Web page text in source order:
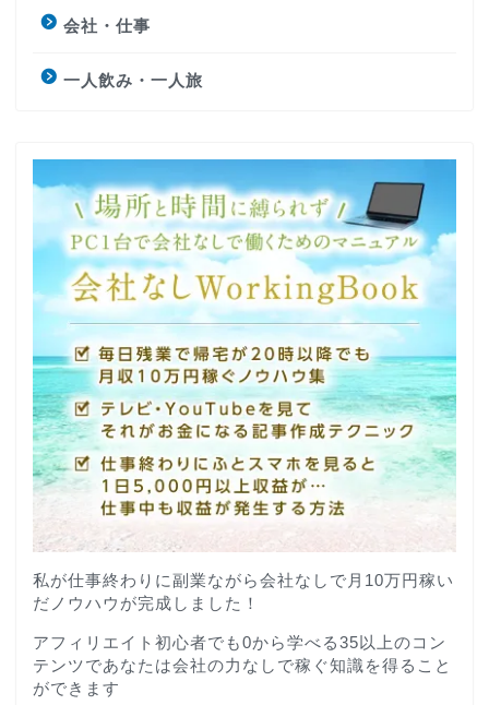
会社・仕事
一人飲み・一人旅
私が仕事終わりに副業ながら会社なしで月10万円稼い
だノウハウが完成しました！
アフィリエイト初心者でも0から学べる35以上のコン
テンツであなたは会社の力なしで稼ぐ知識を得ること
ができます